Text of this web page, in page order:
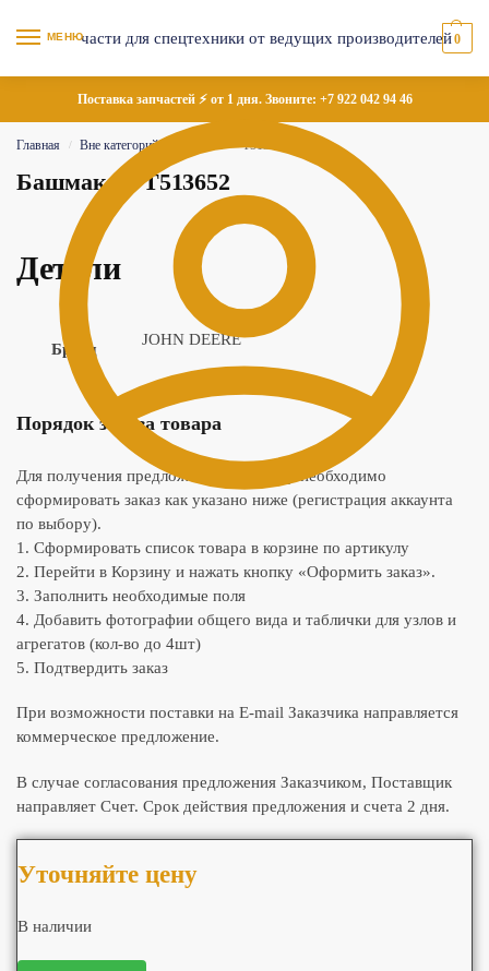
МЕНЮ 0
Поставка запчастей ⚡ от 1 дня. Звоните: +7 922 042 94 46
Главная / Вне категорий Башмак — T513652
Башмак — T513652
Детали
Бренд
JOHN DEERE
Порядок заказа товара
Для получения предложения по товару необходимо
сформировать заказ как указано ниже (регистрация аккаунта
по выбору).
1. Сформировать список товара в корзине по артикулу
2. Перейти в Корзину и нажать кнопку «Оформить заказ».
3. Заполнить необходимые поля
4. Добавить фотографии общего вида и таблички для узлов и
агрегатов (кол-во до 4шт)
5. Подтвердить заказ
При возможности поставки на E-mail Заказчика направляется
коммерческое предложение.
В случае согласования предложения Заказчиком, Поставщик
направляет Счет. Срок действия предложения и счета 2 дня.
Уточняйте цену
В наличии